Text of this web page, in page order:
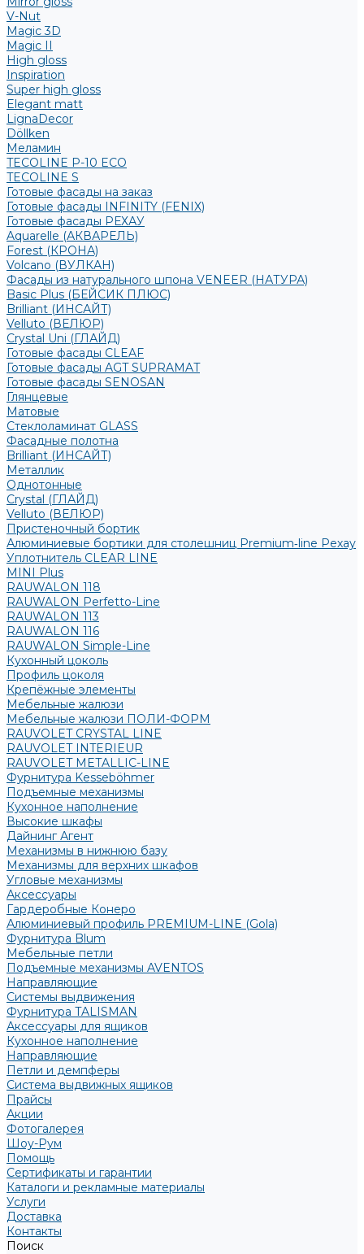
V-Nut
Magic 3D
Magic II
High gloss
Inspiration
Super high gloss
Elegant matt
LignaDecor
Döllken
Меламин
TECOLINE P-10 ECO
TECOLINE S
Готовые фасады на заказ
Готовые фасады INFINITY (FENIX)
Готовые фасады РЕХАУ
Aquarelle (АКВАРЕЛЬ)
Forest (КРОНА)
Volcano (ВУЛКАН)
Фасады из натурального шпона VENEER (НАТУРА)
Basic Plus (БЕЙСИК ПЛЮС)
Brilliant (ИНСАЙТ)
Velluto (ВЕЛЮР)
Crystal Uni (ГЛАЙД)
Готовые фасады CLEAF
Готовые фасады AGT SUPRAMAT
Готовые фасады SENOSAN
Глянцевые
Матовые
Стеклоламинат GLASS
Фасадные полотна
Brilliant (ИНСАЙТ)
Металлик
Однотонные
Crystal (ГЛАЙД)
Velluto (ВЕЛЮР)
Пристеночный бортик
Алюминиевые бортики для столешниц Premium‑line Рехау
Уплотнитель CLEAR LINE
MINI Plus
RAUWALON 118
RAUWALON Perfetto-Line
RAUWALON 113
RAUWALON 116
RAUWALON Simple-Line
Кухонный цоколь
Профиль цоколя
Крепёжные элементы
Мебельные жалюзи
Мебельные жалюзи ПОЛИ-ФОРМ
RAUVOLET CRYSTAL LINE
RAUVOLET INTERIEUR
RAUVOLET METALLIC-LINE
Фурнитура Kesseböhmer
Подъемные механизмы
Кухонное наполнение
Высокие шкафы
Дайнинг Агент
Механизмы в нижнюю базу
Механизмы для верхних шкафов
Угловые механизмы
Аксессуары
Гардеробные Конеро
Алюминиевый профиль PREMIUM-LINE (Gola)
Фурнитура Blum
Мебельные петли
Подъемные механизмы AVENTOS
Направляющие
Системы выдвижения
Фурнитура TALISMAN
Аксессуары для ящиков
Кухонное наполнение
Направляющие
Петли и демпферы
Система выдвижных ящиков
Прайсы
Акции
Фотогалерея
Шоу-Рум
Помощь
Сертификаты и гарантии
Каталоги и рекламные материалы
Услуги
Доставка
Контакты
Поиск